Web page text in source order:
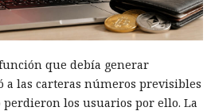
que debía generar
a las carteras números previsibles
los usuarios por ello. La